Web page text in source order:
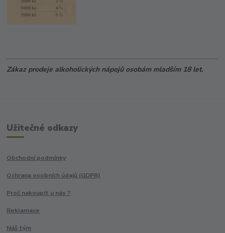
Zákaz prodeje alkoholických nápojů osobám mladším 18 let.
Užitečné odkazy
Obchodní podmínky
Ochrana osobních údajů (GDPR)
Proč nakoupit u nás ?
Reklamace
Náš tým